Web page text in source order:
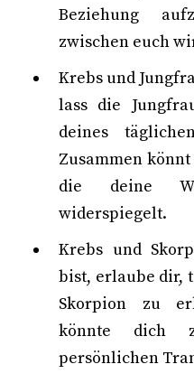
Beziehung
zwischen euch
Krebs und
lass die
deines
Zusammen
die deine
widerspiegelt.
Krebs und
bist, erlaube dir,
Skorpion zu
könnte dich
persönlichen